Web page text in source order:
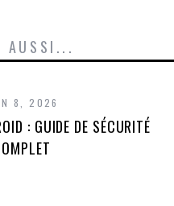
AUSSI...
8, 2026
: GUIDE DE SÉCURITÉ